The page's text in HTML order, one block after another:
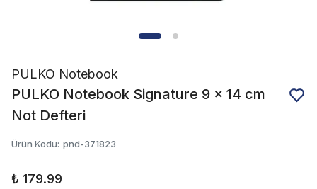
PULKO Notebook
PULKO Notebook Signature 9 x 14 cm
Not Defteri
Ürün Kodu: pnd-371823
₺ 179.99